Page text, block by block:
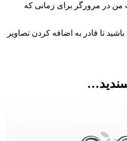
من در مرورگر برای زمانی که
تا قادر به اضافه کردن تصاویر